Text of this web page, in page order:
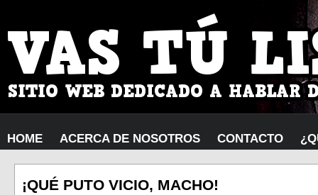
HOME ACERCA DE NOSOTROS CONTACTO
¡QUÉ PUTO VICIO, MACHO!